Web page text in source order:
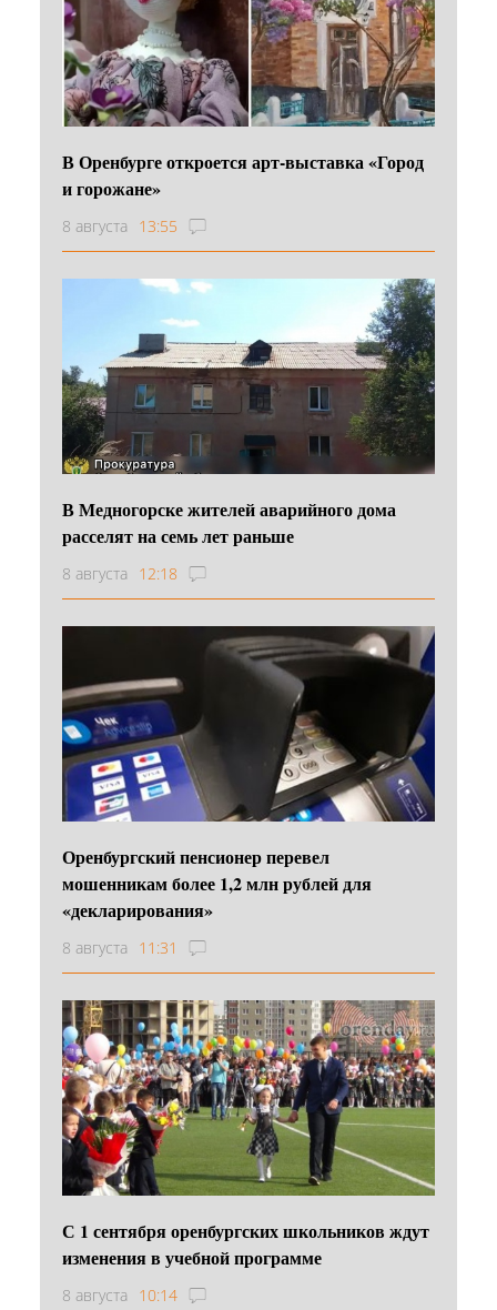
В Оренбурге откроется арт-выставка «Город
и горожане»
8 августа 13:55
В Медногорске жителей аварийного дома
расселят на семь лет раньше
8 августа 12:18
Оренбургский пенсионер перевел
мошенникам более 1,2 млн рублей для
«декларирования»
8 августа 11:31
С 1 сентября оренбургских школьников ждут
изменения в учебной программе
8 августа 10:14